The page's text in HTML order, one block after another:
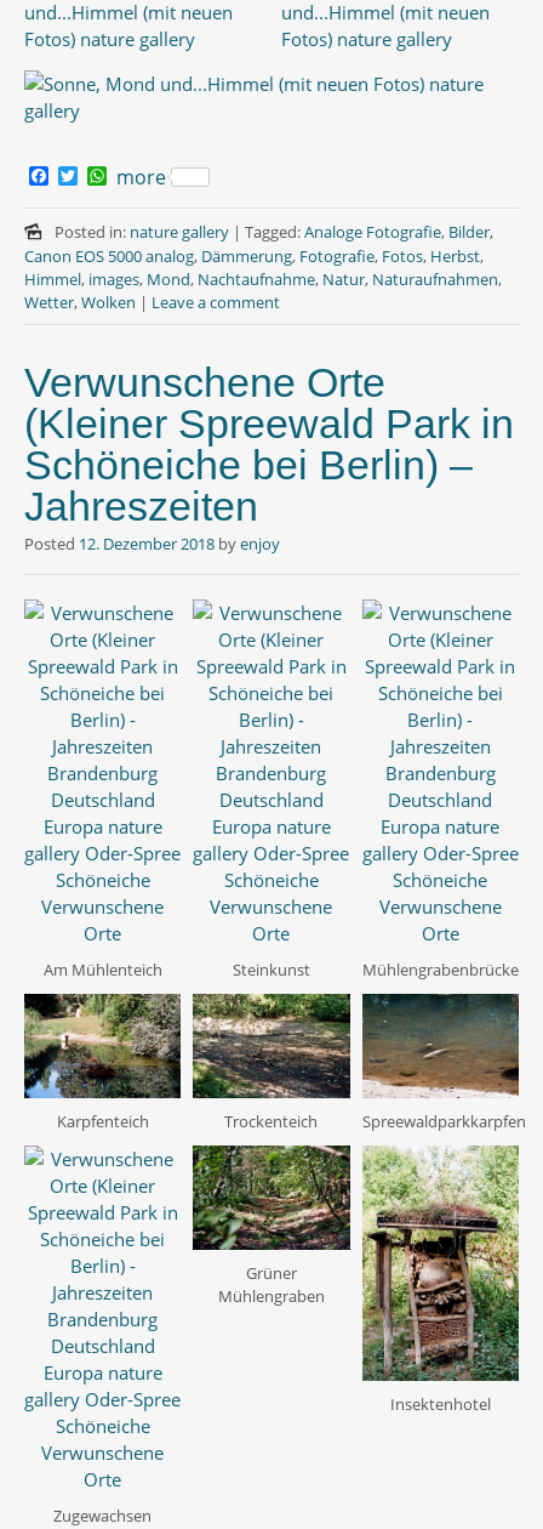
c
e
b
o
o
k
T
i
t
t
e
r
W
a
t
s
A
p
p
more
Posted in: nature gallery | Tagged:Analoge Fotografie, Bilder,
Canon EOS 5000 analog, Dämmerung, Fotografie, Fotos, Herbst,
Himmel, images, Mond, Nachtaufnahme, Natur, Naturaufnahmen,
Wetter,Wolken | Leave a comment
Verwunschene Orte
(Kleiner Spreewald Park in
Schöneiche bei Berlin) –
Jahreszeiten
Posted 12. Dezember 2018 byenjoy
Am Mühlenteich Steinkunst Mühlengrabenbrücke
Karpfenteich Trockenteich Spreewaldparkkarpfen
Zugewachsen
Grüner
Mühlengraben
Insektenhotel